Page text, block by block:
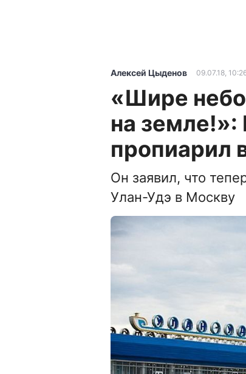
Алексей Цыденов 09.07.18,
«Шире
на земле!»:
пропиарил
Он заявил, что
Улан-Удэ в Москву